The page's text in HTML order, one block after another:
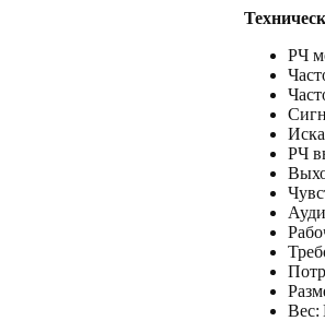
РЧ
РЧ
Вес: